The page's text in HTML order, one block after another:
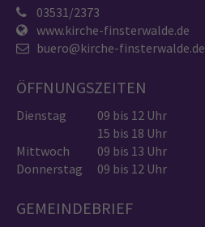
03531/2373
www.kirche-finsterwalde.de
buero@kirche-finsterwalde.de
ÖFFNUNGSZEITEN
Dienstag
09 bis 12 Uhr
15 bis 18 Uhr
Mittwoch
09 bis 13 Uhr
Donnerstag
09 bis 12 Uhr
GEMEINDEBRIEF